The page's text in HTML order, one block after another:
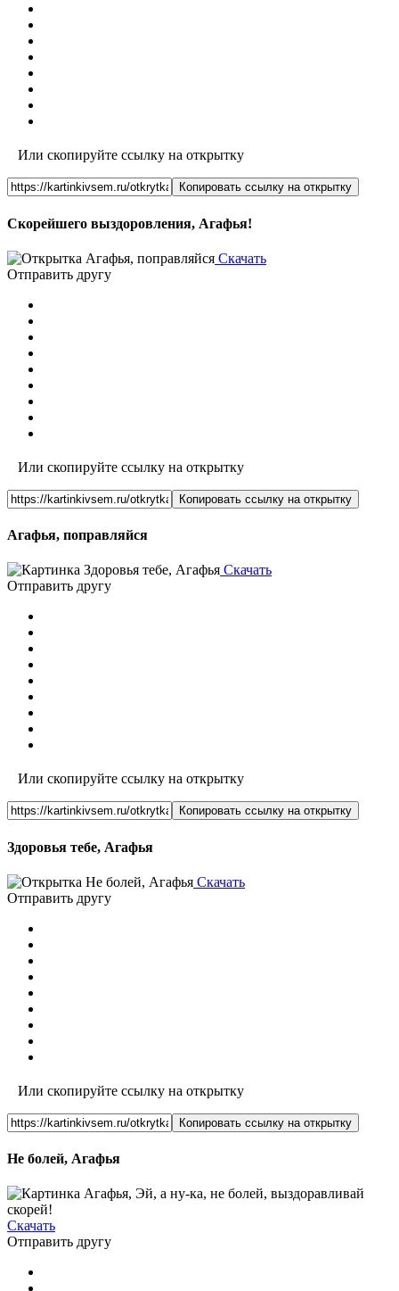
Или скопируйте ссылку на открытку
Копировать ссылку на открытку
Скорейшего выздоровления, Агафья!
Скачать
Отправить другу
Или скопируйте ссылку на открытку
Копировать ссылку на открытку
Агафья, поправляйся
Скачать
Отправить другу
Или скопируйте ссылку на открытку
Копировать ссылку на открытку
Здоровья тебе, Агафья
Скачать
Отправить другу
Или скопируйте ссылку на открытку
Копировать ссылку на открытку
Не болей, Агафья
Скачать
Отправить другу